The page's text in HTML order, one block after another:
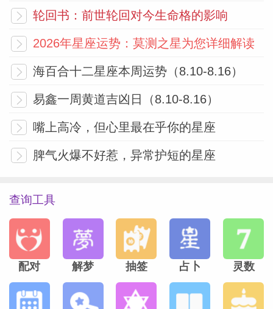
里晒你一百遍，简直是“撒糖”不停，看得旁
人都想要一口！
学习运也是嘎嘎好，准备考证的宝子们，这
段时间看书就像是开了倍速模式，平时背三
遍的内容现在看一遍就能记住，简直是考神
附体的节奏。这波操作真的是高能，连学霸
们都得竖起大拇指说“服气”。
最近可能会有小伙伴找你合伙做生意，别急
着算账，先看看人品再说。记住“吃亏是
福”的老话，有时候让一步，可能会换来更
大的回报。财神的方位在西北方，手机壁纸
迎接好运来！要相信，生活中的每一个小细
轮回书：前世轮回对今生命格的影响
2026年星座运势：莫测之星为您详细解读
海百合十二星座本周运势（8.10-8.16）
易鑫一周黄道吉凶日（8.10-8.16）
嘴上高冷，但心里最在乎你的星座
脾气火爆不好惹，异常护短的星座
查询工具
配对 解梦 抽签 占卜 灵数